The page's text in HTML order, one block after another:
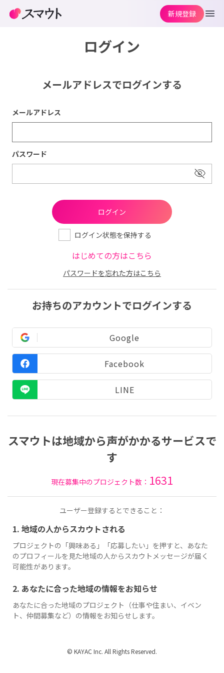
ログイン
メールアドレスでログインする
メールアドレス
パスワード
ログイン状態を保持する
はじめての方はこちら
パスワードを忘れた方はこちら
お持ちのアカウントでログインする
Google
Facebook
LINE
スマウトは地域から声がかかるサービスで
す
現在募集中のプロジェクト数： 1631
ユーザー登録するとできること：
1. 地域の人からスカウトされる
プロジェクトの「興味ある」「応募したい」を押すと、あなた
のプロフィールを見た地域の人からスカウトメッセージが届く
可能性があります。
2. あなたに合った地域の情報をお知らせ
あなたに合った地域のプロジェクト（仕事や住まい、イベン
ト、仲間募集など）の情報をお知らせします。
新規登録
© KAYAC Inc. All Rights Reserved.